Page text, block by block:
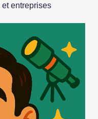
entreprises